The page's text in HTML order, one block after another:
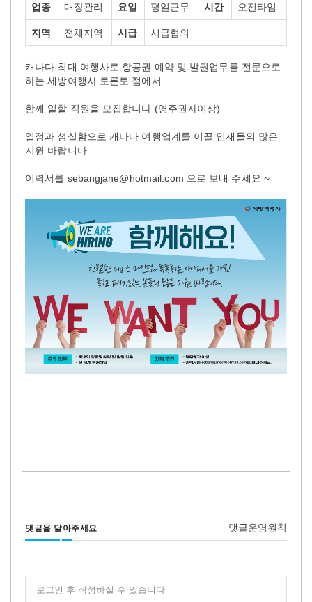
업종 매장관리 요일 평일근무 시간 오전타임
지역 전체지역 시급 시급협의
캐나다 최대 여행사로 항공권 예약 및 발권업무를 전문으로
하는 세방여행사 토론토 점에서
함께 일할 직원을 모집합니다 (영주권자이상)
열정과 성실함으로 캐나다 여행업계를 이끌 인재들의 많은
지원 바랍니다
이력서를 sebangjane@hotmail.com 으로 보내 주세요 ~
댓글을 달아주세요 댓글운영원칙
로그인 후 작성하실 수 있습니다